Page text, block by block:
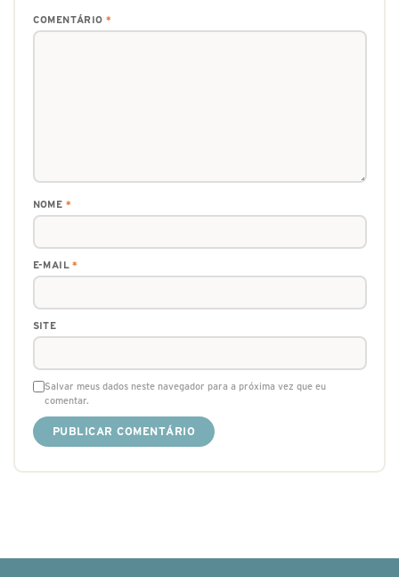
COMENTÁRIO *
NOME *
E-MAIL*
SITE
Salvar meus dados neste navegador para a próxima vez que eu
comentar.